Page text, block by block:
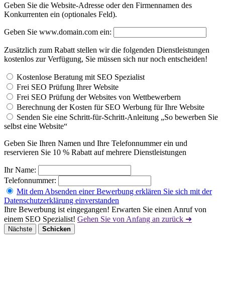
Geben Sie die Website-Adresse oder den Firmennamen des
Konkurrenten ein (optionales Feld).
Geben Sie www.domain.com ein:
Zusätzlich zum Rabatt stellen wir die folgenden Dienstleistungen
kostenlos zur Verfügung, Sie müssen sich nur noch entscheiden!
Kostenlose Beratung mit SEO Spezialist
Frei SEO Prüfung Ihrer Website
Frei SEO Prüfung der Websites von Wettbewerbern
Berechnung der Kosten für SEO Werbung für Ihre Website
Senden Sie eine Schritt-für-Schritt-Anleitung „So bewerben Sie
selbst eine Website“
Geben Sie Ihren Namen und Ihre Telefonnummer ein und
reservieren Sie 10 % Rabatt auf mehrere Dienstleistungen
Ihr Name:
Telefonnummer:
Mit dem Absenden einer Bewerbung erklären Sie sich mit der
Datenschutzerklärung einverstanden
Ihre Bewerbung ist eingegangen! Erwarten Sie einen Anruf von
einem SEO Spezialist! Gehen Sie von Anfang an zurück ➜
Nächste Schicken